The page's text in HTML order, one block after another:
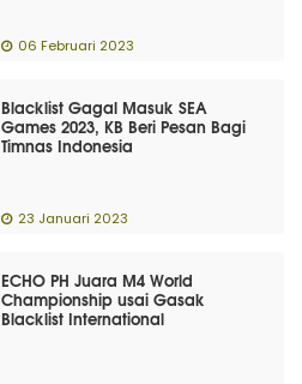
06 Februari 2023
Blacklist Gagal Masuk SEA
Games 2023, KB Beri Pesan Bagi
Timnas Indonesia
23 Januari 2023
ECHO PH Juara M4 World
Championship usai Gasak
Blacklist International